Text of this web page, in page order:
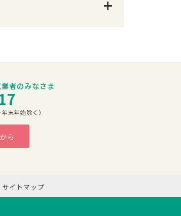
者のみなさま
末年始除く）
ら
サイトマップ